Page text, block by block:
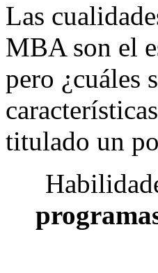
Las
MBA son el
pero ¿cuáles
titulado un